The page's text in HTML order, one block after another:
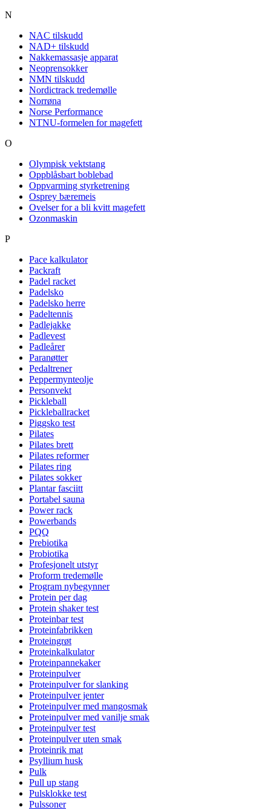
N
NAC tilskudd
NAD+ tilskudd
Nakkemassasje apparat
Neoprensokker
NMN tilskudd
Nordictrack tredemølle
Norrøna
Norse Performance
NTNU-formelen for magefett
O
Olympisk vektstang
Oppblåsbart boblebad
Oppvarming styrketrening
Osprey bæremeis
Ovelser for a bli kvitt magefett
Ozonmaskin
P
Pace kalkulator
Packraft
Padel racket
Padelsko
Padelsko herre
Padeltennis
Padlejakke
Padlevest
Padleårer
Paranøtter
Pedaltrener
Peppermynteolje
Personvekt
Pickleball
Pickleballracket
Piggsko test
Pilates
Pilates brett
Pilates reformer
Pilates ring
Pilates sokker
Plantar fasciitt
Portabel sauna
Power rack
Powerbands
PQQ
Prebiotika
Probiotika
Profesjonelt utstyr
Proform tredemølle
Program nybegynner
Protein per dag
Protein shaker test
Proteinbar test
Proteinfabrikken
Proteingrøt
Proteinkalkulator
Proteinpannekaker
Proteinpulver
Proteinpulver for slanking
Proteinpulver jenter
Proteinpulver med mangosmak
Proteinpulver med vanilje smak
Proteinpulver test
Proteinpulver uten smak
Proteinrik mat
Psyllium husk
Pulk
Pull up stang
Pulsklokke test
Pulssoner